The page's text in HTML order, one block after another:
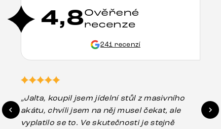
4,8Ověřené
recenze
241 recenzí
„Jalta, koupil jsem jídelní stůl z masivního
akátu, chvíli jsem na něj musel čekat, ale
vyplatilo se to. Ve skutečnosti je stejně